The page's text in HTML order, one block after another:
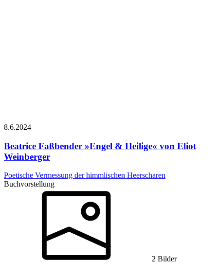
8.6.2024
Beatrice Faßbender »Engel & Heilige« von Eliot
Weinberger
Poetische Vermessung der himmlischen Heerscharen
Buchvorstellung
2 Bilder